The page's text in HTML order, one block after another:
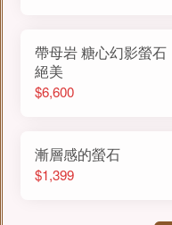
帶母岩 糖心幻影螢石
絕美
$6,600
漸層感的螢石
$1,399